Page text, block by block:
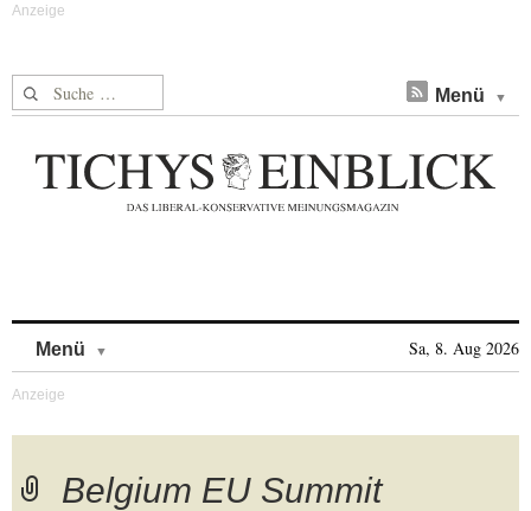
Suche nach: Menü
Menü Sa, 8. Aug 2026
Belgium EU Summit